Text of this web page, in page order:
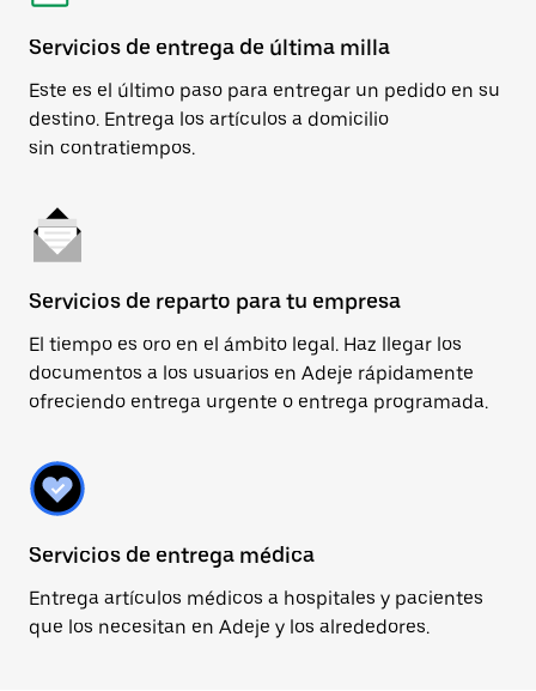
Servicios de entrega de última milla
Este es el último paso para entregar un pedido en su
destino. Entrega los artículos a domicilio
sin contratiempos.
Servicios de reparto para tu empresa
El tiempo es oro en el ámbito legal. Haz llegar los
documentos a los usuarios en Adeje rápidamente
ofreciendo entrega urgente o entrega programada.
Servicios de entrega médica
Entrega artículos médicos a hospitales y pacientes
que los necesitan en Adeje y los alrededores.